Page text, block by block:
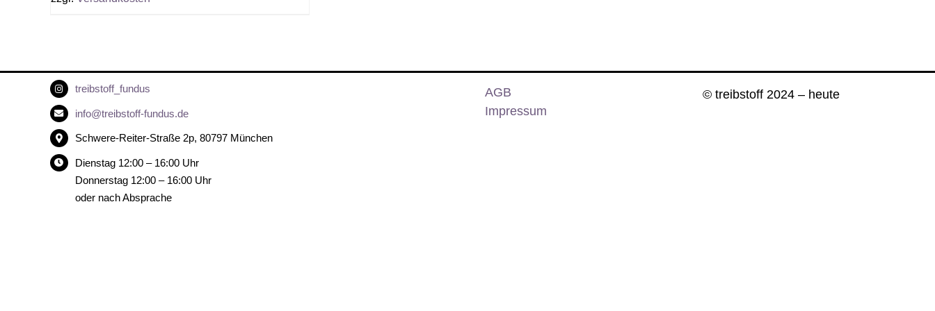
treibstoff_fundus
info@treibstoff-fundus.de
Schwere-Reiter-Straße 2p, 80797 München
Dienstag 12:00 – 16:00 Uhr
Donnerstag 12:00 – 16:00 Uhr
oder nach Absprache
AGB
Impressum
© treibstoff 2024 – heute